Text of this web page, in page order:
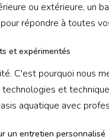
ou extérieure, un
répondre à toutes
et expérimentés
C'est pourquoi nous
et
aquatique avec
un entretien personnalisé